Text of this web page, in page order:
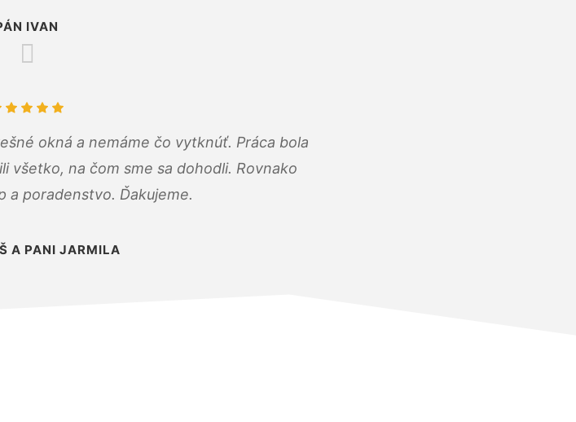
IVAN
okná a nemáme čo vytknúť. Práca bola
všetko, na čom sme sa dohodli. Rovnako
a poradenstvo. Ďakujeme.
A PANI JARMILA